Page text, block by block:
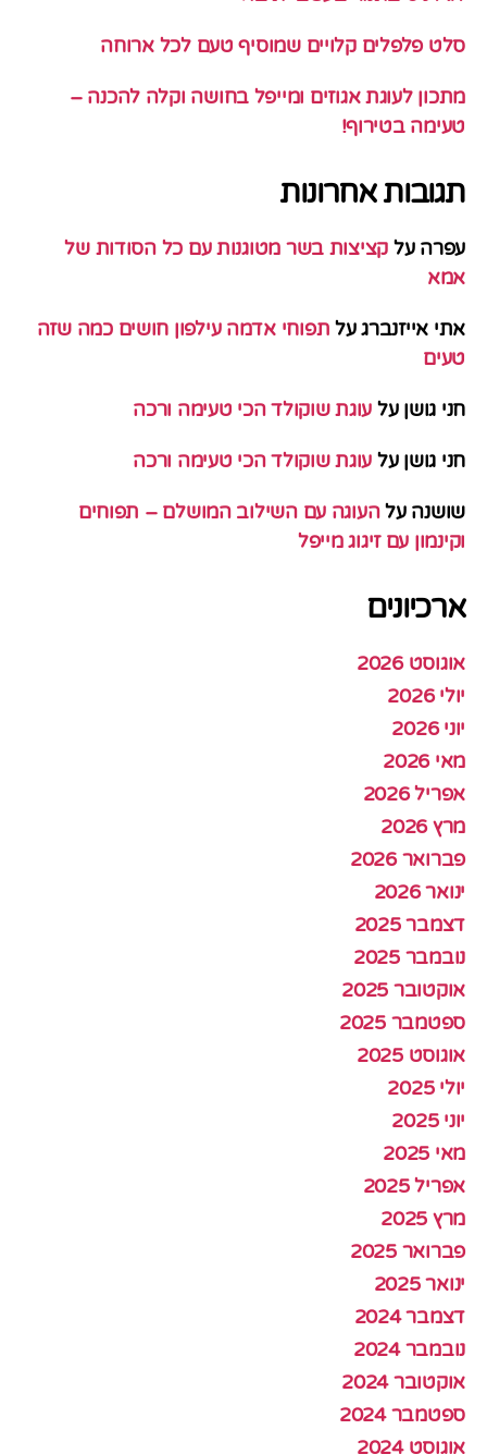
סלט פלפלים קלויים שמוסיף טעם לכל ארוחה
מתכון לעוגת אגוזים ומייפל בחושה וקלה להכנה –
טעימה בטירוף!
תגובות אחרונות
עפרה על קציצות בשר מטוגנות עם כל הסודות של
אמא
אתי אייזנברגעל תפוחי אדמה עילפון חושים כמה שזה
טעים
חני גושן על עוגת שוקולד הכי טעימה ורכה
חני גושן על עוגת שוקולד הכי טעימה ורכה
שושנה עלהעוגה עם השילוב המושלם – תפוחים
וקינמון עם זיגוג מייפל
ארכיונים
אוגוסט 2026
יולי 2026
יוני 2026
מאי 2026
אפריל 2026
מרץ 2026
פברואר 2026
ינואר 2026
דצמבר 2025
נובמבר 2025
אוקטובר 2025
ספטמבר 2025
אוגוסט 2025
יולי 2025
יוני 2025
מאי 2025
אפריל 2025
מרץ 2025
פברואר 2025
ינואר 2025
דצמבר 2024
נובמבר 2024
אוקטובר 2024
ספטמבר 2024
אוגוסט 2024